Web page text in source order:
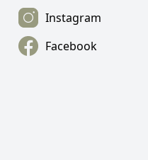
Instagram
Facebook